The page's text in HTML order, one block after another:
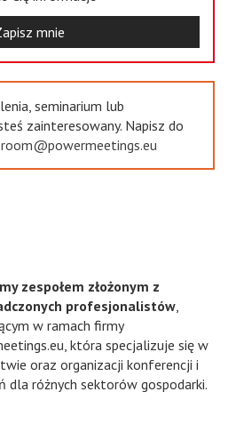
mnie
seminarium lub
zainteresowany. Napisz do
zespołem złożonym z
profesjonalistów,
w ramach firmy
która specjalizuje się w
oraz organizacji konferencji i
dla różnych sektorów gospodarki.